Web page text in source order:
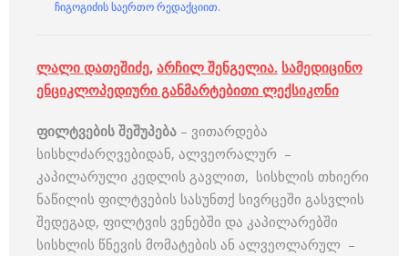
ჩიგოგიძის საერთო რედაქციით.
ლალი დათეშიძე, არჩილ შენგელია. სამედიცინო
ენციკლოპედიური განმარტებითი ლექსიკონი
ფილტვების შეშუპება – ვითარდება
სისხლძარღვებიდან, ალვეორალურ –
კაპილარული კედლის გავლით, სისხლის თხიერი
ნაწილის ფილტვების სასუნთქ სივრცეში გასვლის
შედეგად, ფილტვის ვენებში და კაპილარებში
სისხლის წნევის მომატების ან ალვეოლარულ –